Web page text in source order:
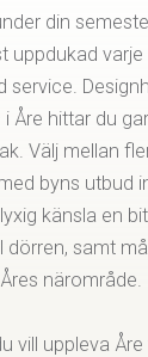
din
uppdukad
Åre hittar du
Välj mellan
byns utbud
känsla en
dörren, samt
Åres närområde.
vill uppleva